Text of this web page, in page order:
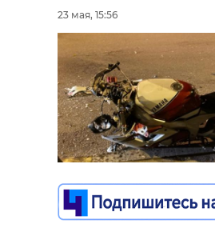
23 мая, 15:56